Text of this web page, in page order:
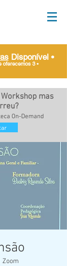
Disponível •
oferecemos 3•
mas
On-Demand
Zoom